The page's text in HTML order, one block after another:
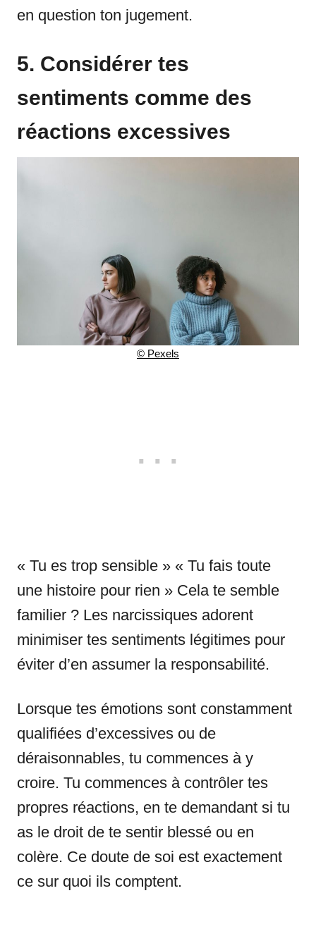
en question ton jugement.
5. Considérer tes
sentiments comme des
réactions excessives
© Pexels
« Tu es trop sensible » « Tu fais toute
une histoire pour rien » Cela te semble
familier ? Les narcissiques adorent
minimiser tes sentiments légitimes pour
éviter d’en assumer la responsabilité.
Lorsque tes émotions sont constamment
qualifiées d’excessives ou de
déraisonnables, tu commences à y
croire. Tu commences à contrôler tes
propres réactions, en te demandant si tu
as le droit de te sentir blessé ou en
colère. Ce doute de soi est exactement
ce sur quoi ils comptent.